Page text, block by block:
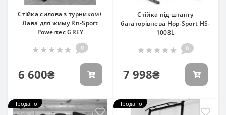
Стійка силова з турником+
Лава для жиму Rn-Sport
Powertec GREY
0
6 600₴
Стійка під штангу
багаторівнева Hop-Sport HS-
1008L
0
7 998₴
Продано Продано